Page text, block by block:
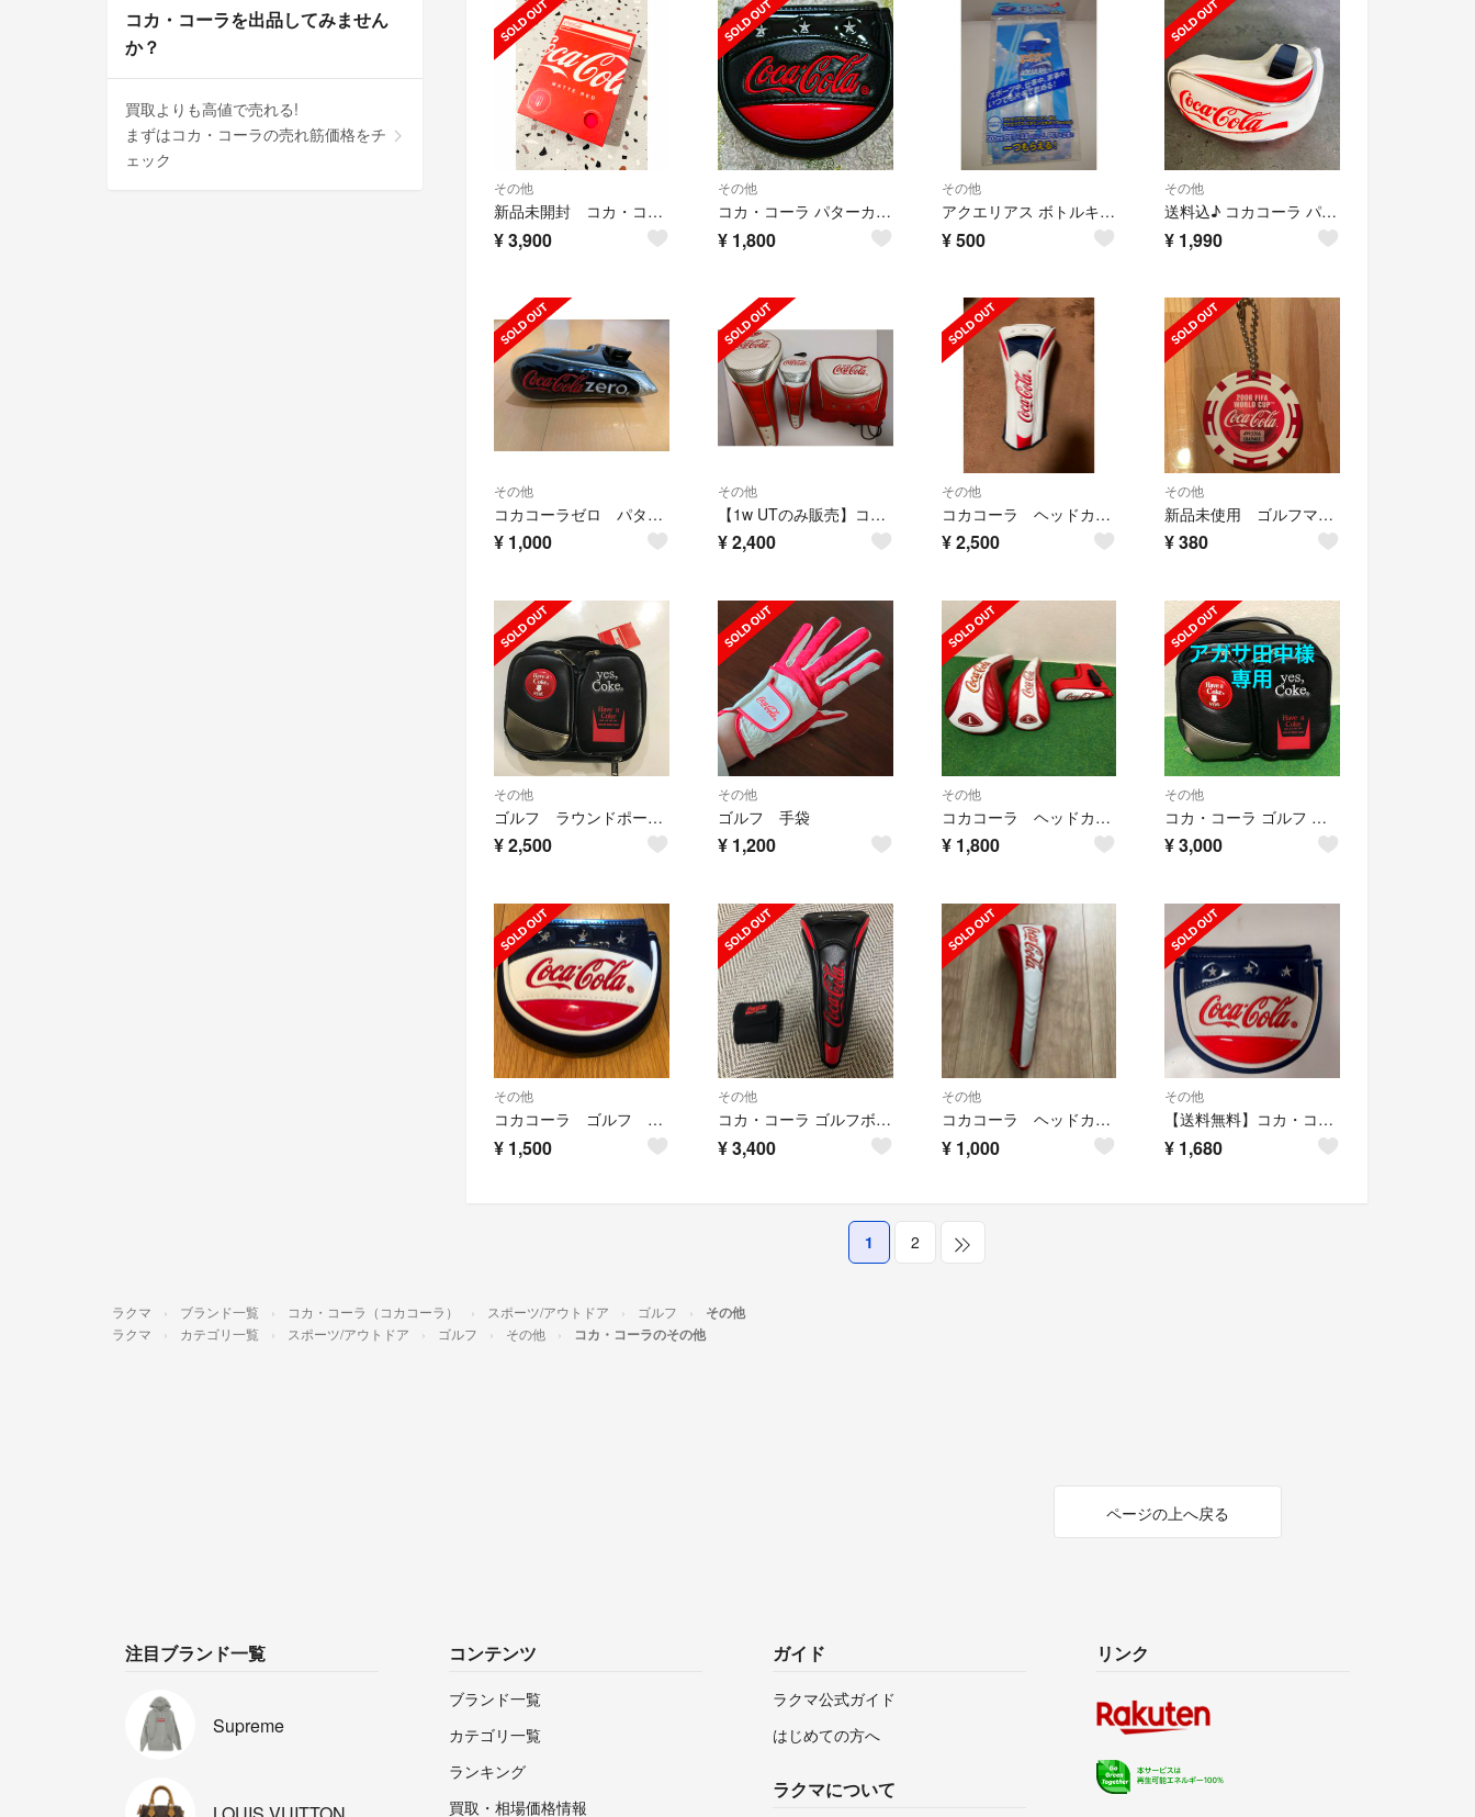
その他
新品未開封 コカ・コーラ ゴルフボール 1ダース
¥3,900
その他
コカ・コーラ パターカバー
¥ 1,800
その他
アクエリアス ボトルキャップ ゴルフボール型
¥500
その他
送料込♪ コカコーラ パターカバー
¥ 1,990
その他
コカコーラゼロ パターカバー
¥ 1,000
その他
【1w UTのみ販売】コカ・コーラ ヘッドカバー
¥2,400
その他
コカコーラ ヘッドカバー
¥2,500
その他
新品未使用 ゴルフマーカー コカコーラ社
¥380
その他
ゴルフ ラウンドポーチ コカコーラ
¥2,500
その他
ゴルフ 手袋
¥ 1,200
その他
コカコーラ ヘッドカバー 3点セット
¥ 1,800
その他
コカ・コーラ ゴルフ マルチラウンドポーチ
¥3,000
その他
コカコーラ ゴルフ パターカバー マレットタイプ
¥ 1,500
その他
コカ・コーラ ゴルフボール入れ、ドライバー用カバー
¥3,400
その他
コカコーラ ヘッドカバー
¥ 1,000
その他
【送料無料】コカ・コーラ マレット型パターカバー
¥ 1,680
1 2
コカ・コーラを出品してみません
か？
買取よりも高値で売れる!
まずはコカ・コーラの売れ筋価格をチ
ェック
ラクマ ブランド一覧 コカ・コーラ（コカコーラ） スポーツ/アウトドア ゴルフ その他
ラクマ カテゴリ一覧 スポーツ/アウトドア ゴルフ その他 コカ・コーラのその他
ページの上へ戻る
注目ブランド一覧
Supreme
コンテンツ
ブランド一覧
カテゴリ一覧
ランキング
買取・相場価格情報
ガイド
ラクマ公式ガイド
はじめての方へ
ラクマについて
リンク